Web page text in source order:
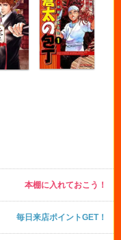
本棚に入れておこう！
毎日来店ポイントGET！